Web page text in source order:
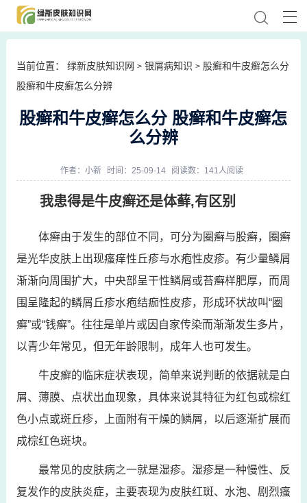
当前位置： 绿新皮肤知识网 > 银屑病知识 > 股癣和牛皮癣怎么分
股癣和牛皮癣怎么分辨
股癣和牛皮癣怎么分 股癣和牛皮癣怎
么分辨
作者： 小新 时间：25-09-14 阅读数：141人阅读
我患得是牛皮癣还是体藓,有区别
体癣由于发生的部位不同，可分为圈癣与股癣，圈癣
是光华皮肤上出现瘙痒性丘疹与水疱性皮疹。有少量鳞屑
渐渐向周围扩大，中央部呈干性鳞屑或苔癣样肥厚，而周
围呈隆起的鳞屑丘疹水疱结痂性皮疹，形成环状故叫“圈
癣”或“钱癣”。往往是单片或因自家传染而渐渐发生多片，
以青少年常见，但无年龄限制，成年人也可发生。
牛皮癣的临床症状表现，简单来说判断的依据就是白
屑、薄膜、点状出血现象，具体来说其特征为红包或棕红
色小点或斑丘疹，上面附有干燥的鳞屑，以后逐渐扩展而
成棕红色斑块。
最常见的皮肤病之一就是湿疹。湿疹是一种慢性、反
复发作的皮肤炎症，主要表现为皮肤红斑、水泡、剧烈瘙